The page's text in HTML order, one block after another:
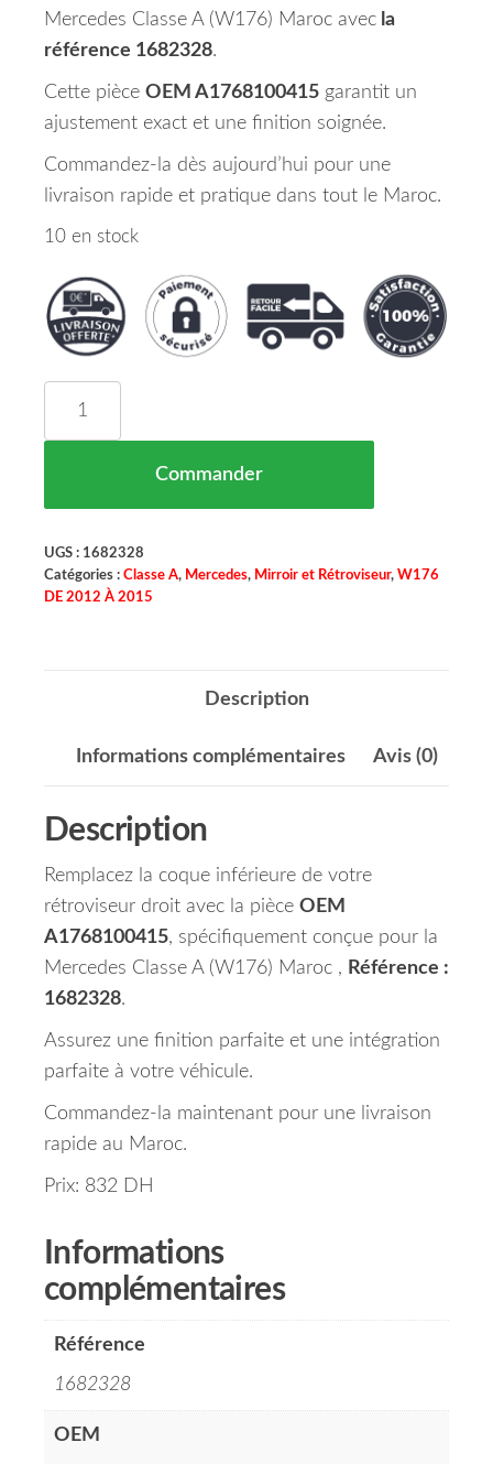
Mercedes Classe A (W176) Maroc avec la
référence 1682328.
Cette pièce OEM A1768100415 garantit un
ajustement exact et une finition soignée.
Commandez-la dès aujourd’hui pour une
livraison rapide et pratique dans tout le Maroc.
10 en stock
Commander
UGS : 1682328
Catégories : Classe A, Mercedes, Mirroir et Rétroviseur, W176
DE 2012 À 2015
Description
Informations complémentaires Avis (0)
Description
Remplacez la coque inférieure de votre
rétroviseur droit avec la pièce OEM
A1768100415, spécifiquement conçue pour la
Mercedes Classe A (W176) Maroc , Référence :
1682328.
Assurez une finition parfaite et une intégration
parfaite à votre véhicule.
Commandez-la maintenant pour une livraison
rapide au Maroc.
Prix: 832 DH
Informations
complémentaires
Référence
1682328
OEM